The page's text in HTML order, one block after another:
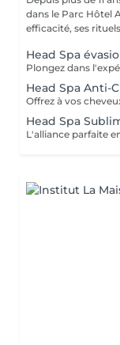
dans le Parc Hôtel
efficacité, ses
Head Spa
Head Spa Anti-
Head Spa